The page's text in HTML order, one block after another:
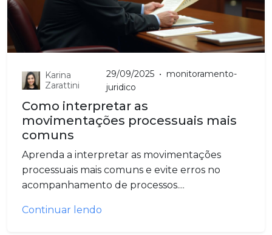
Karina
Zarattini
29/09/2025 • monitoramento-
juridico
Como interpretar as
movimentações processuais mais
comuns
Aprenda a interpretar as movimentações
processuais mais comuns e evite erros no
acompanhamento de processos....
Continuar lendo